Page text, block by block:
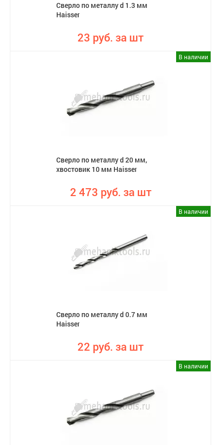
Сверло по металлу d 1.3 мм
Haisser
23 руб. за шт
В наличии
Сверло по металлу d 20 мм,
хвостовик 10 мм Haisser
2 473 руб. за шт
В наличии
Сверло по металлу d 0.7 мм
Haisser
22 руб. за шт
В наличии